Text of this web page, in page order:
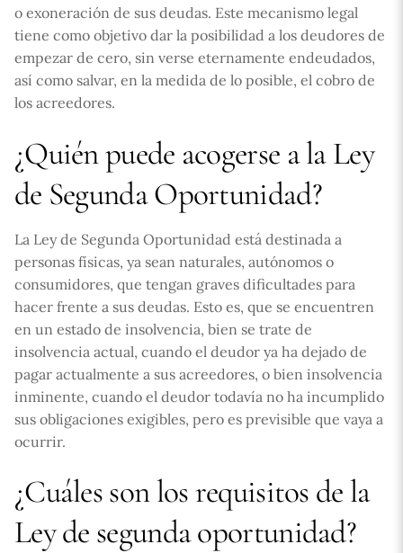
o exoneración de sus deudas. Este mecanismo legal
tiene como objetivo dar la posibilidad a los deudores de
empezar de cero, sin verse eternamente endeudados,
así como salvar, en la medida de lo posible, el cobro de
los acreedores.
¿Quién puede acogerse a la Ley
de Segunda Oportunidad?
La Ley de Segunda Oportunidad está destinada a
personas físicas, ya sean naturales, autónomos o
consumidores, que tengan graves dificultades para
hacer frente a sus deudas. Esto es, que se encuentren
en un estado de insolvencia, bien se trate de
insolvencia actual, cuando el deudor ya ha dejado de
pagar actualmente a sus acreedores, o bien insolvencia
inminente, cuando el deudor todavía no ha incumplido
sus obligaciones exigibles, pero es previsible que vaya a
ocurrir.
¿Cuáles son los requisitos de la
Ley de segunda oportunidad?